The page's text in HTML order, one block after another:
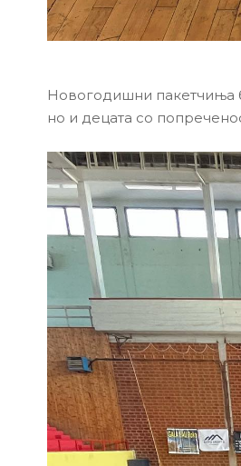
Новогодишни пакетчиња
но и децата со